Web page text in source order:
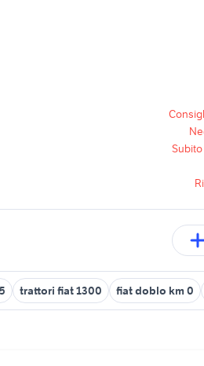
trattori fiat 1300 fiat doblo km 0